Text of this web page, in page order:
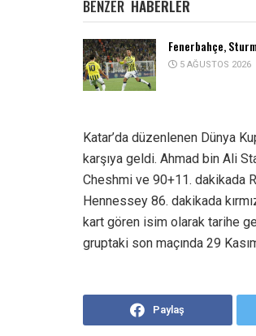
BENZER HABERLER
Fenerbahçe,
5 AĞUSTOS 2026
Katar’da düzenlenen Dünya
karşıya geldi. Ahmad bin Ali
Cheshmi ve 90+11. dakikada
Hennessey 86. dakikada
kart gören isim olarak tarihe
gruptaki son maçında 29
Paylaş